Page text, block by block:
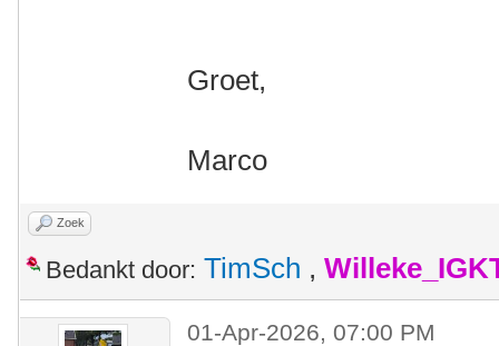
Groet,
Marco
Zoek
Bedankt door: TimSch ,
01-Apr-2026, 07:00 PM